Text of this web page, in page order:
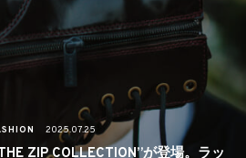
2025.07.25
ZIP COLLECTION”が登場。ラッ